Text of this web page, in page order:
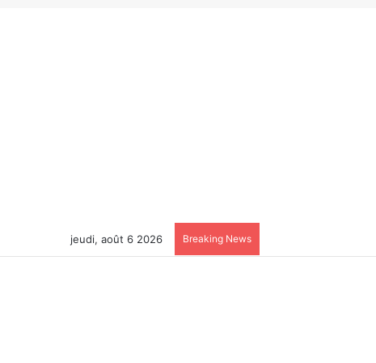
jeudi, août 6 2026 Breaking News